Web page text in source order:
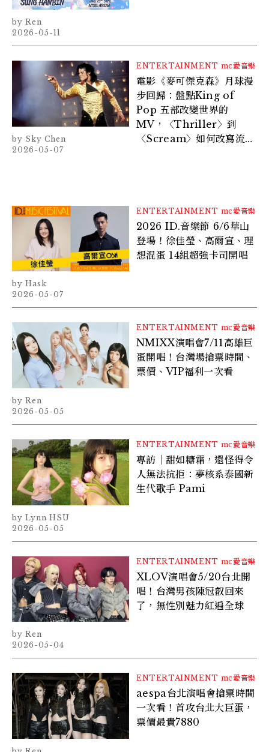
Ren
2026-05-11
ENTERTAINMENT mc愛音樂
電影《麥可傑克森》月球漫
步回歸：盤點King of
Pop 五部改變世界的
MV，〈Thriller〉到
〈Scream〉如何改寫流行
Sky Chen
2026-05-07
ENTERTAINMENT mc愛音樂
2026 ID.音樂節 6/6華山
登場！徐佳瑩、高爾宣、理
想混蛋 14組超強卡司開唱
Hask
2026-05-07
ENTERTAINMENT mc愛音樂
NMIXX演唱會7/11高雄巨
蛋開唱！台灣場搶票時間、
票價、VIP福利一次看
Ren
2026-05-05
ENTERTAINMENT mc愛音樂
專訪｜甜如糖霜，還怪得令
人無法抗拒：夢核系泰國新
生代歌手 Pami
Lynn HSU
2026-05-05
ENTERTAINMENT mc愛音樂
XLOV演唱會5/20台北開
唱！台灣男孩陳冠叡回來
了，無性別魅力紅遍全球
Ren
2026-05-04
ENTERTAINMENT mc愛音樂
aespa台北演唱會搶票時間
一次看！首攻台北大巨蛋，
票價最貴7880